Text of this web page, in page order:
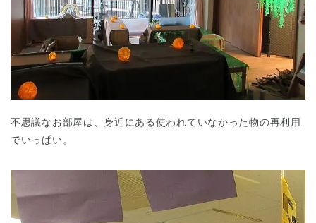
不思議なお部屋は、身近にある使われていなかった物の再利用
でいっぱい。